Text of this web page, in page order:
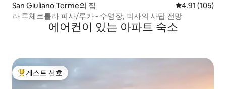
San Giuliano Terme의 집 평점 4.91점(5
4.91 (105)
라 루체르톨라 피사/루카 - 수영장, 피사의 사탑 전망
에어컨이 있는 아파트 숙소
상위 게스트 선호
게스트 선호